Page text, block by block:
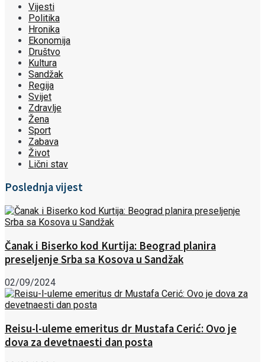
Vijesti
Politika
Hronika
Ekonomija
Društvo
Kultura
Sandžak
Regija
Svijet
Zdravlje
Žena
Sport
Zabava
Život
Lični stav
Poslednja vijest
Čanak i Biserko kod Kurtija: Beograd planira
preseljenje Srba sa Kosova u Sandžak
02/09/2024
Reisu-l-uleme emeritus dr Mustafa Cerić: Ovo je
dova za devetnaesti dan posta